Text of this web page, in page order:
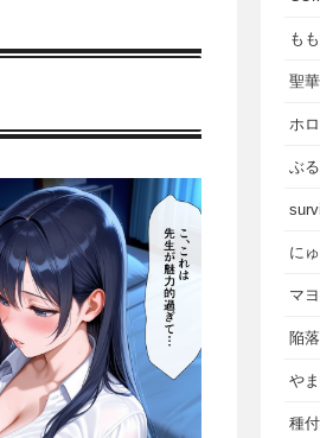
も
聖
ホ
ぶ
に
マ
陥
や
種